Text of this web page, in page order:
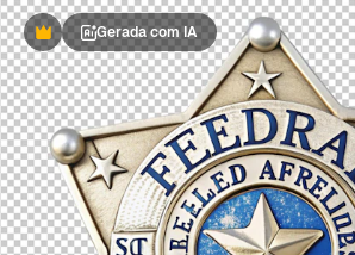
PremiumGerada com IA